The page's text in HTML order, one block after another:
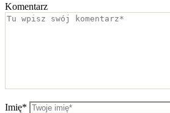
Komentarz
Imię*